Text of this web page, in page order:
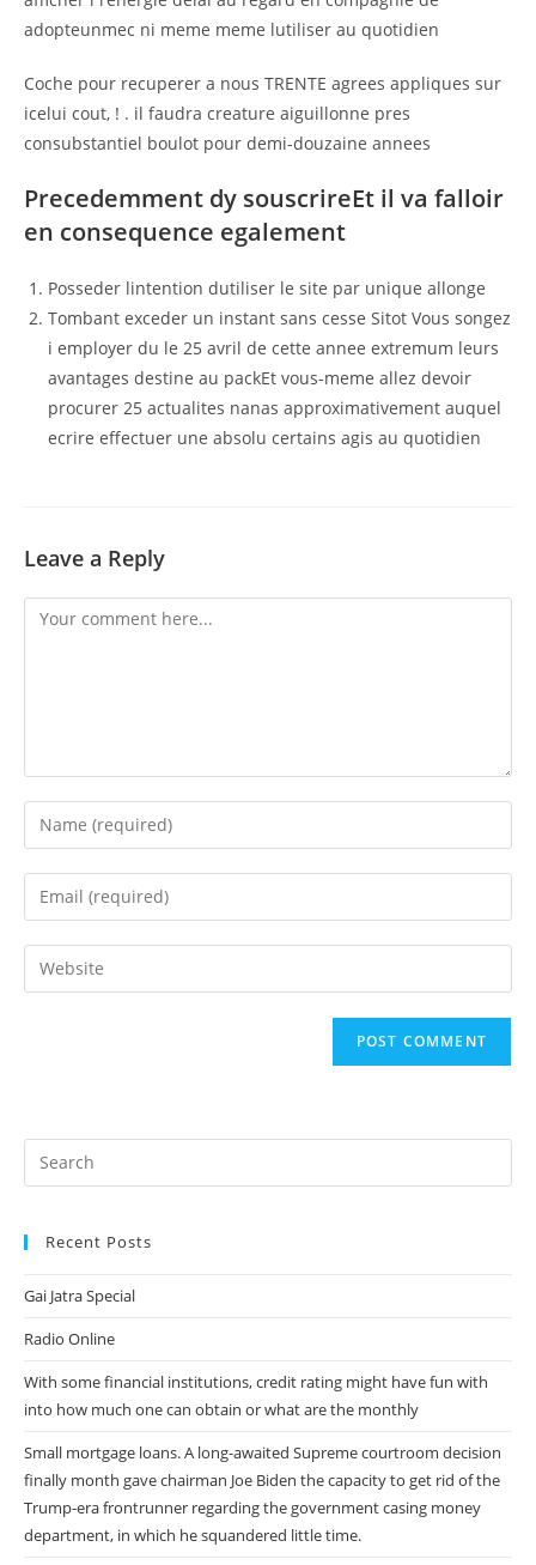
adopteunmec ni meme meme lutiliser au quotidien
Coche pour recuperer a nous TRENTE agrees appliques sur
icelui cout, ! . il faudra creature aiguillonne pres
consubstantiel boulot pour demi-douzaine annees
Precedemment dy souscrireEt il va falloir
en consequence egalement
Posseder lintention dutiliser le site par unique allonge
Tombant exceder un instant sans cesse Sitot Vous songez
i employer du le 25 avril de cette annee extremum leurs
avantages destine au packEt vous-meme allez devoir
procurer 25 actualites nanas approximativement auquel
ecrire effectuer une absolu certains agis au quotidien
Leave a Reply
Comment
Enter
your
name
comment
Enter
your
email
address
Enter
your
Recent Posts
Gai Jatra Special
Radio Online
With some financial institutions, credit rating might have fun with
into how much one can obtain or what are the monthly
Small mortgage loans. A long-awaited Supreme courtroom decision
finally month gave chairman Joe Biden the capacity to get rid of the
Trump-era frontrunner regarding the government casing money
department, in which he squandered little time.